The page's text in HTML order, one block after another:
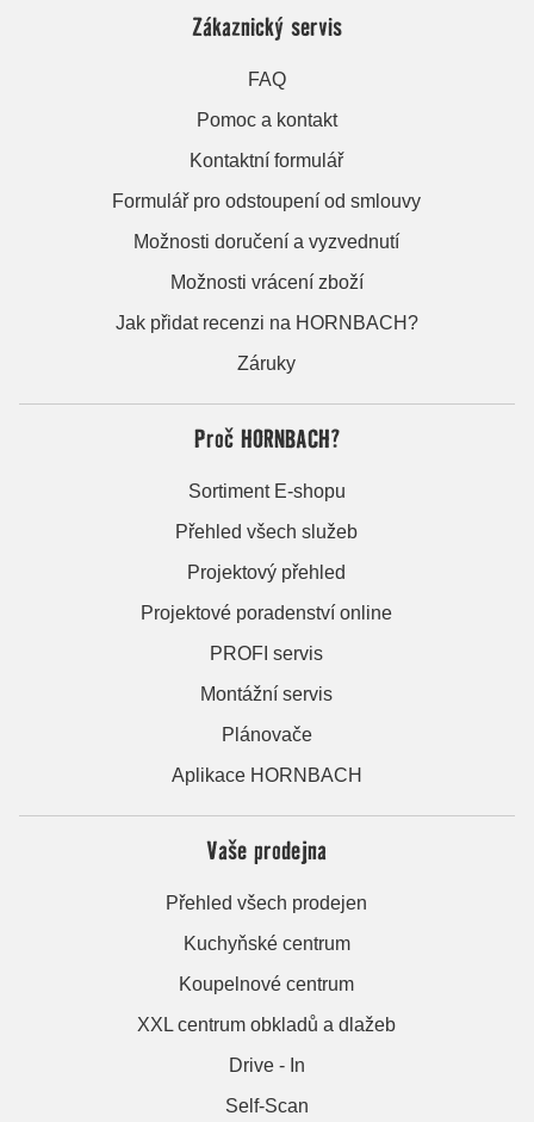
Zákaznický servis
FAQ
Pomoc a kontakt
Kontaktní formulář
Formulář pro odstoupení od smlouvy
Možnosti doručení a vyzvednutí
Možnosti vrácení zboží
Jak přidat recenzi na HORNBACH?
Záruky
Proč HORNBACH?
Sortiment E-shopu
Přehled všech služeb
Projektový přehled
Projektové poradenství online
PROFI servis
Montážní servis
Plánovače
Aplikace HORNBACH
Vaše prodejna
Přehled všech prodejen
Kuchyňské centrum
Koupelnové centrum
XXL centrum obkladů a dlažeb
Drive - In
Self-Scan